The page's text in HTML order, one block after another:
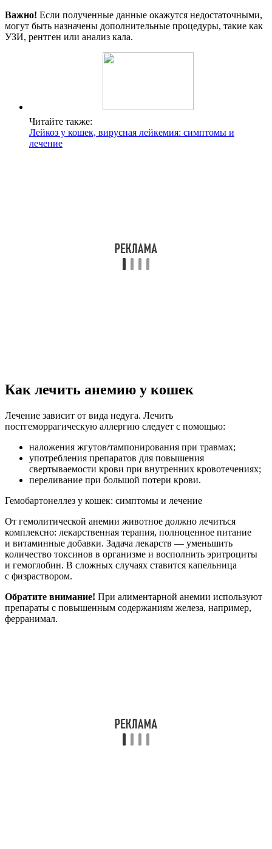
Важно! Если полученные данные окажутся недостаточными,
могут быть назначены дополнительные процедуры, такие как
УЗИ, рентген или анализ кала.
Читайте также:
Лейкоз у кошек, вирусная лейкемия: симптомы и
лечение
Как лечить анемию у кошек
Лечение зависит от вида недуга. Лечить
постгеморрагическую аллергию следует с помощью:
наложения жгутов/тампонирования при травмах;
употребления препаратов для повышения
свертываемости крови при внутренних кровотечениях;
переливание при большой потери крови.
Гемобартонеллез у кошек: симптомы и лечение
От гемолитической анемии животное должно лечиться
комплексно: лекарственная терапия, полноценное питание
и витаминные добавки. Задача лекарств — уменьшить
количество токсинов в организме и восполнить эритроциты
и гемоглобин. В сложных случаях ставится капельница
с физраствором.
Обратите внимание! При алиментарной анемии используют
препараты с повышенным содержаниям железа, например,
ферранимал.